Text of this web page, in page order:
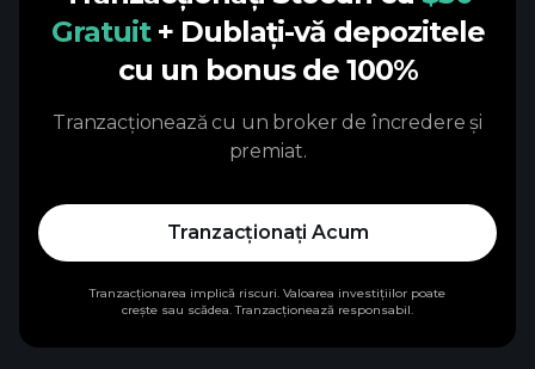
Gratuit + Dublați-vă depozitele
cu un bonus de 100%
Tranzacționează cu un broker de încredere și
premiat.
Tranzacționați Acum
Tranzacționarea implică riscuri. Valoarea investițiilor poate
crește sau scădea. Tranzacționează responsabil.